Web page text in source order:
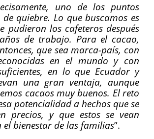
uno de los puntos
de quiebre. Lo que buscamos es
pudieron los cafeteros después
de trabajo. Para el cacao,
que sea marca-país, con
en el mundo y con
en lo que Ecuador y
una gran ventaja, aunque
cacaos muy buenos. El reto
potencialidad a hechos que se
precios, y que estos se vean
el bienestar de las familias”.